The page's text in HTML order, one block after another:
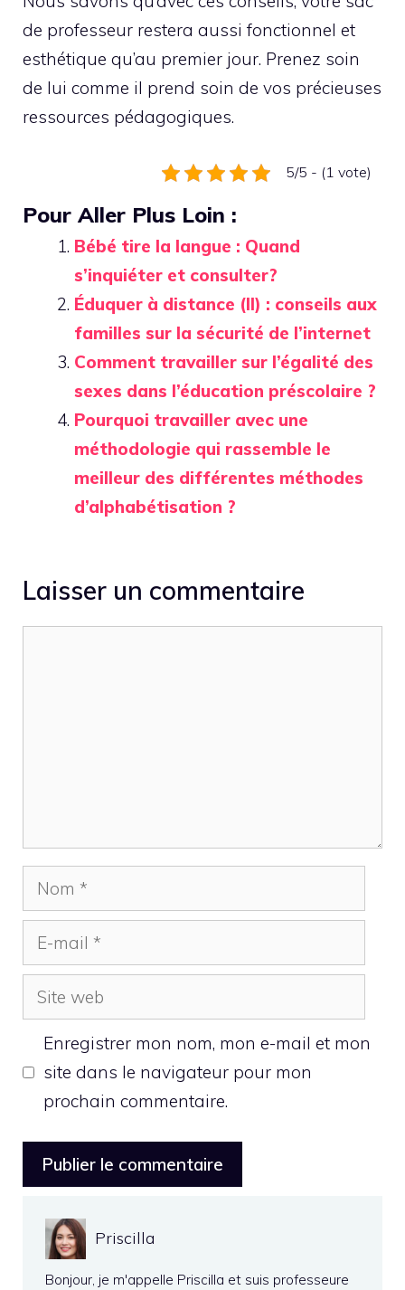
de professeur restera aussi fonctionnel et
esthétique qu’au premier jour. Prenez soin
de lui comme il prend soin de vos précieuses
ressources pédagogiques.
5/5 - (1 vote)
Pour Aller Plus Loin :
Bébé tire la langue : Quand
s’inquiéter et consulter?
Éduquer à distance (II) : conseils aux
familles sur la sécurité de l’internet
Comment travailler sur l’égalité des
sexes dans l’éducation préscolaire ?
Pourquoi travailler avec une
méthodologie qui rassemble le
meilleur des différentes méthodes
d’alphabétisation ?
Laisser un commentaire
Nom
mail
Site
web
Enregistrer mon nom, mon e-mail et mon
site dans le navigateur pour mon
prochain commentaire.
Priscilla
Bonjour, je m'appelle Priscilla et suis professeure